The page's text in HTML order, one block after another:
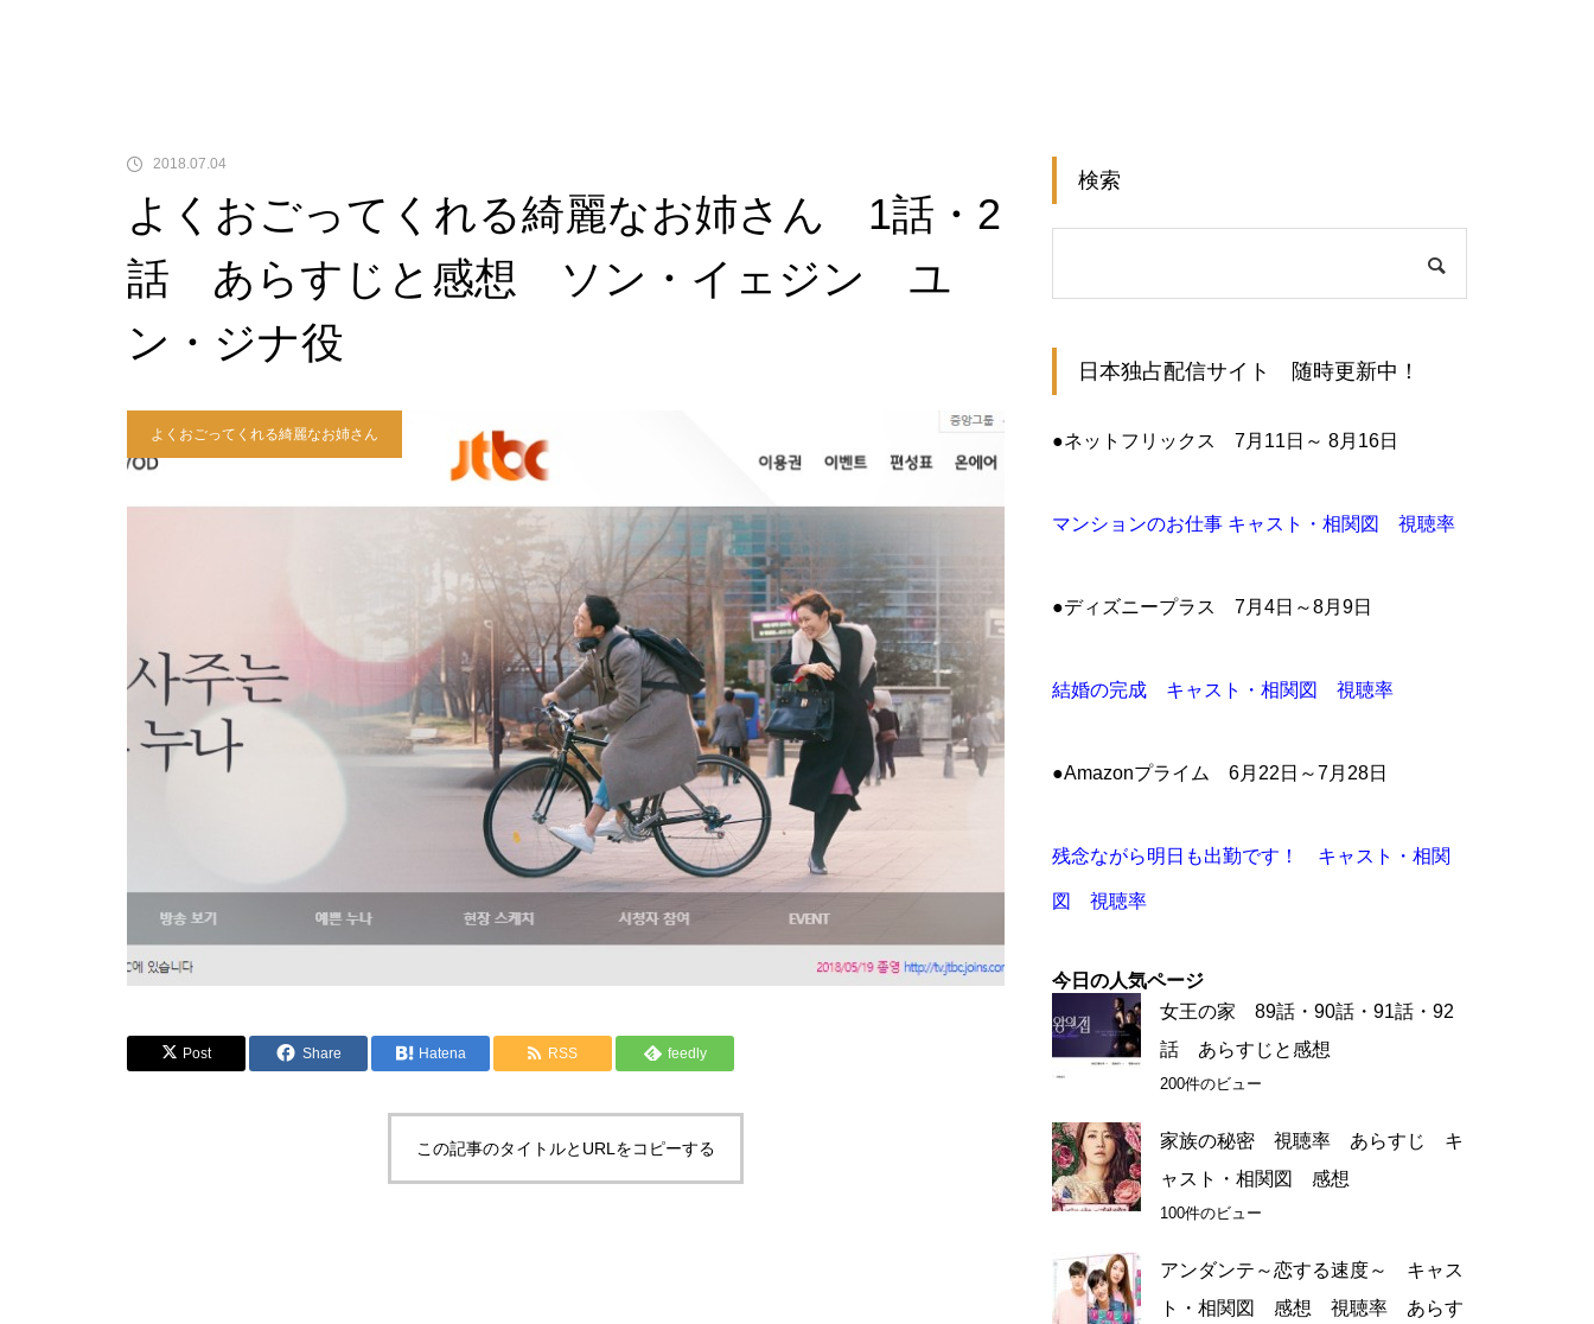
2018.07.04
よくおごってくれる綺麗なお姉さん 1話・2
話 あらすじと感想 ソン・イェジン ユ
ン・ジナ役
よくおごってくれる綺麗なお姉さん
Post Share Hatena RSS feedly
この記事のタイトルとURLをコピーする
検索
日本独占配信サイト 随時更新中！
●ネットフリックス 7月11日～ 8月16日
マンションのお仕事 キャスト・相関図 視聴率
●ディズニープラス 7月4日～8月9日
結婚の完成 キャスト・相関図 視聴率
●Amazonプライム 6月22日～7月28日
残念ながら明日も出勤です！ キャスト・相関
図 視聴率
今日の人気ページ
女王の家 89話・90話・91話・92
話 あらすじと感想
200件のビュー
家族の秘密 視聴率 あらすじ キ
ャスト・相関図 感想
100件のビュー
アンダンテ～恋する速度～ キャス
ト・相関図 感想 視聴率 あらす